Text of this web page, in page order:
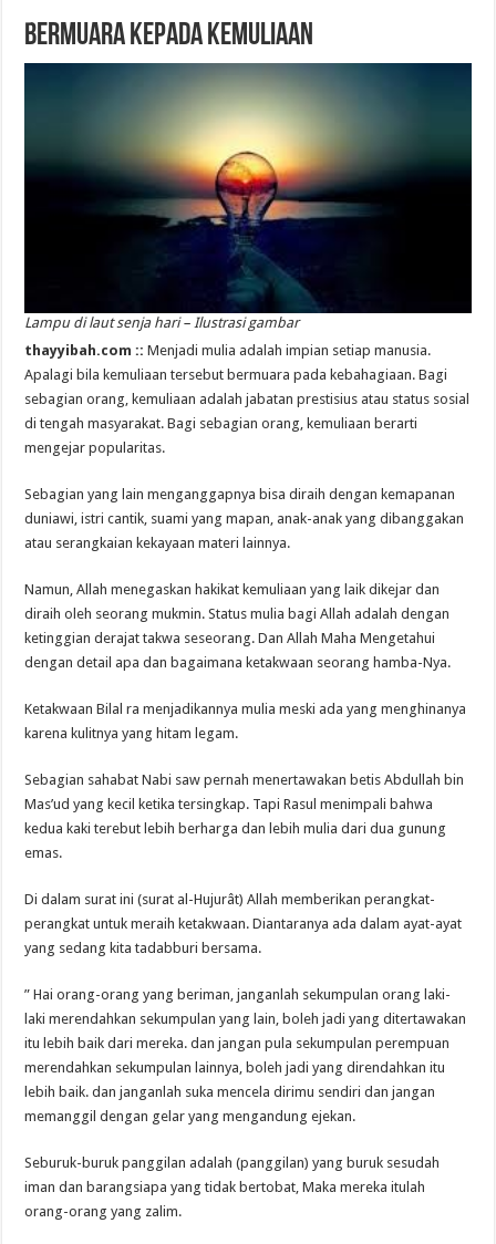
Bermuara Kepada Kemuliaan
Lampu di laut senja hari – Ilustrasi gambar
thayyibah.com ::Menjadi mulia adalah impian setiap manusia.
Apalagi bila kemuliaan tersebut bermuara pada kebahagiaan. Bagi
sebagian orang, kemuliaan adalah jabatan prestisius atau status sosial
di tengah masyarakat. Bagi sebagian orang, kemuliaan berarti
mengejar popularitas.
Sebagian yang lain menganggapnya bisa diraih dengan kemapanan
duniawi, istri cantik, suami yang mapan, anak-anak yang dibanggakan
atau serangkaian kekayaan materi lainnya.
Namun, Allah menegaskan hakikat kemuliaan yang laik dikejar dan
diraih oleh seorang mukmin. Status mulia bagi Allah adalah dengan
ketinggian derajat takwa seseorang. Dan Allah Maha Mengetahui
dengan detail apa dan bagaimana ketakwaan seorang hamba-Nya.
Ketakwaan Bilal ra menjadikannya mulia meski ada yang menghinanya
karena kulitnya yang hitam legam.
Sebagian sahabat Nabi saw pernah menertawakan betis Abdullah bin
Mas’ud yang kecil ketika tersingkap. Tapi Rasul menimpali bahwa
kedua kaki terebut lebih berharga dan lebih mulia dari dua gunung
emas.
Di dalam surat ini (surat al-Hujurât) Allah memberikan perangkat-
perangkat untuk meraih ketakwaan. Diantaranya ada dalam ayat-ayat
yang sedang kita tadabburi bersama.
” Hai orang-orang yang beriman, janganlah sekumpulan orang laki-
laki merendahkan sekumpulan yang lain, boleh jadi yang ditertawakan
itu lebih baik dari mereka. dan jangan pula sekumpulan perempuan
merendahkan sekumpulan lainnya, boleh jadi yang direndahkan itu
lebih baik. dan janganlah suka mencela dirimu sendiri dan jangan
memanggil dengan gelar yang mengandung ejekan.
Seburuk-buruk panggilan adalah (panggilan) yang buruk sesudah
iman dan barangsiapa yang tidak bertobat, Maka mereka itulah
orang-orang yang zalim.